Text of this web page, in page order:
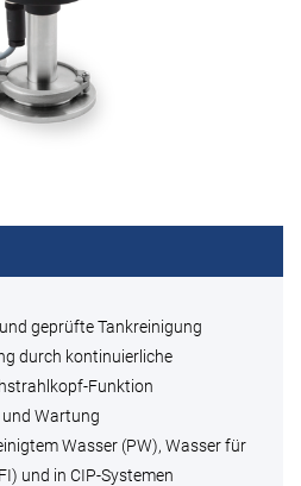
geprüfte Tankreinigung
durch kontinuierliche
Funktion
Wartung
Wasser (PW), Wasser für
und in CIP-Systemen